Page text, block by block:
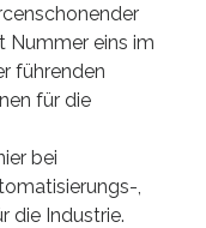
Nummer eins im
führenden
für die
bei
,
die Industrie.